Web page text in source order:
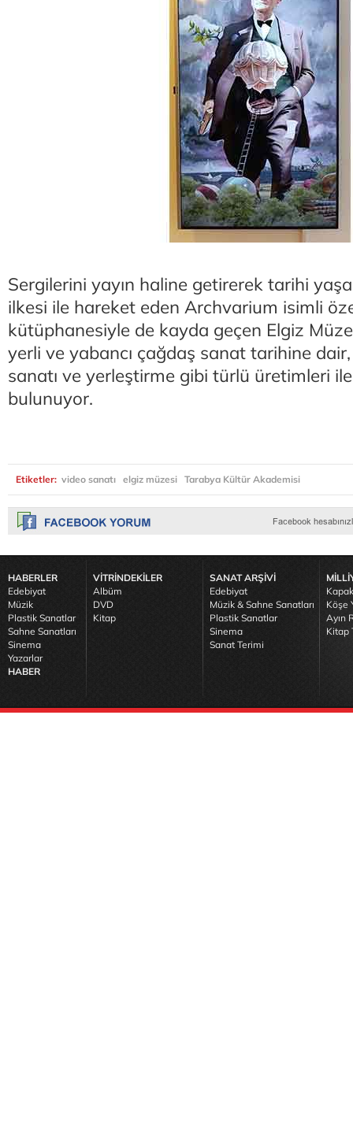
Sergilerini yayın haline getirerek tarihi
ilkesi ile hareket eden Archvarium isimli
kütüphanesiyle de kayda geçen Elgiz
yerli ve yabancı çağdaş sanat tarihine
sanatı ve yerleştirme gibi türlü üretimleri
bulunuyor.
Etiketler: video sanatı elgiz müzesi Tarabya Kültür Akademisi
HABERLER
Edebiyat
Müzik
Plastik Sanatlar
Sahne Sanatları
Sinema
Yazarlar
HABER
VİTRİNDEKİLER
Albüm
DVD
Kitap
SANAT ARŞİVİ
Edebiyat
Müzik & Sahne Sanatları
Plastik Sanatlar
Sinema
Sanat Terimi
Köşe
Ayın
Kitap